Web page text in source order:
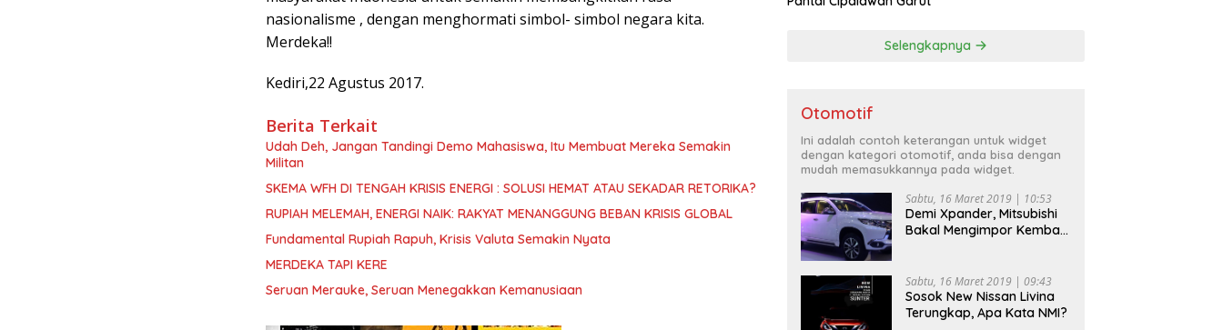
nasionalisme , dengan menghormati simbol- simbol negara kita.
Merdeka!!
Kediri,22 Agustus 2017.
Berita Terkait
Udah Deh, Jangan Tandingi Demo Mahasiswa, Itu Membuat Mereka Semakin
Militan
SKEMA WFH DI TENGAH KRISIS ENERGI : SOLUSI HEMAT ATAU SEKADAR RETORIKA?
RUPIAH MELEMAH, ENERGI NAIK: RAKYAT MENANGGUNG BEBAN KRISIS GLOBAL
Fundamental Rupiah Rapuh, Krisis Valuta Semakin Nyata
MERDEKA TAPI KERE
Seruan Merauke, Seruan Menegakkan Kemanusiaan
Selengkapnya
Otomotif
Ini adalah contoh keterangan untuk widget
dengan kategori otomotif, anda bisa dengan
mudah memasukkannya pada widget.
Sabtu, 16 Maret 2019 | 10:53
Demi Xpander, Mitsubishi
Bakal Mengimpor Kembali
Sabtu, 16 Maret 2019 | 09:43
Sosok New Nissan Livina
Terungkap, Apa Kata NMI?